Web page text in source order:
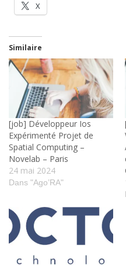
X
Similaire
[job] Développeur Ios
Expérimenté Projet de
Spatial Computing –
Novelab – Paris
24 mai 2024
Dans "Ago’RA"